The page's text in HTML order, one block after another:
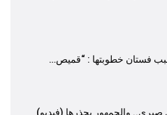
بسبب فستان خطوبتها : “قميص…
والجمهور يحذرها (فيديو)